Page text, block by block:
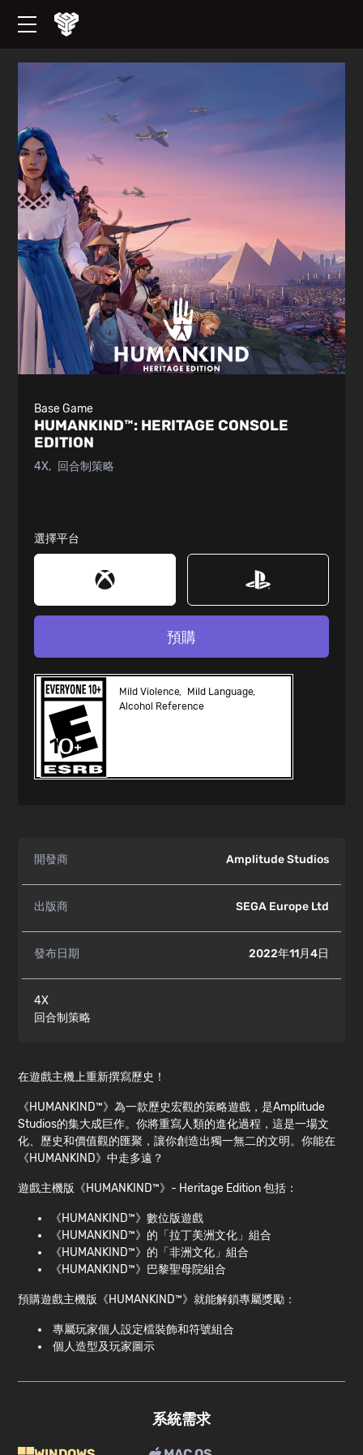
Base Game
HUMANKIND™: HERITAGE CONSOLE
EDITION
4X 回合制策略
選擇平台
預購
Mild Violence
Mild Language
Alcohol Reference
開發商 Amplitude Studios
出版商 SEGA Europe Ltd
發布日期 2022年11月4日
4X
回合制策略
在遊戲主機上重新撰寫歷史！
《HUMANKIND™》為一款歷史宏觀的策略遊戲，是Amplitude
Studios的集大成巨作。你將重寫人類的進化過程，這是一場文
化、歷史和價值觀的匯聚，讓你創造出獨一無二的文明。你能在
《HUMANKIND》中走多遠？
遊戲主機版《HUMANKIND™》- Heritage Edition 包括：
《HUMANKIND™》數位版遊戲
《HUMANKIND™》的「拉丁美洲文化」組合
《HUMANKIND™》的「非洲文化」組合
《HUMANKIND™》巴黎聖母院組合
預購遊戲主機版《HUMANKIND™》就能解鎖專屬獎勵：
專屬玩家個人設定檔裝飾和符號組合
個人造型及玩家圖示
系統需求